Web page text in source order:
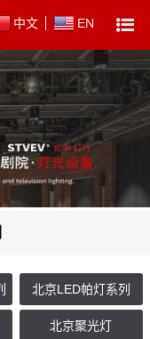
中文 EN
北京LED帕灯系列
北京聚光灯